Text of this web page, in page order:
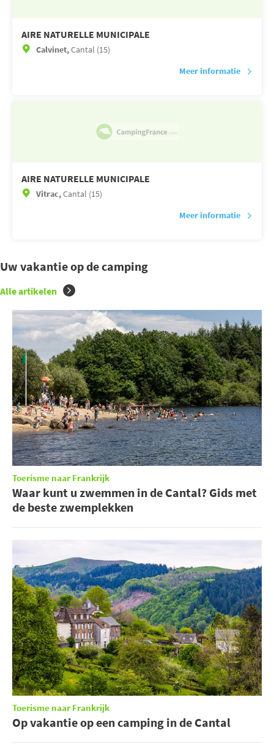
AIRE NATURELLE MUNICIPALE
Calvinet,Cantal (15)
Meer informatie
AIRE NATURELLE MUNICIPALE
Vitrac,Cantal (15)
Meer informatie
Uw vakantie op de camping
Alle artikelen
Toerisme naar Frankrijk
Waar kunt u zwemmen in de Cantal? Gids met
de beste zwemplekken
Toerisme naar Frankrijk
Op vakantie op een camping in de Cantal